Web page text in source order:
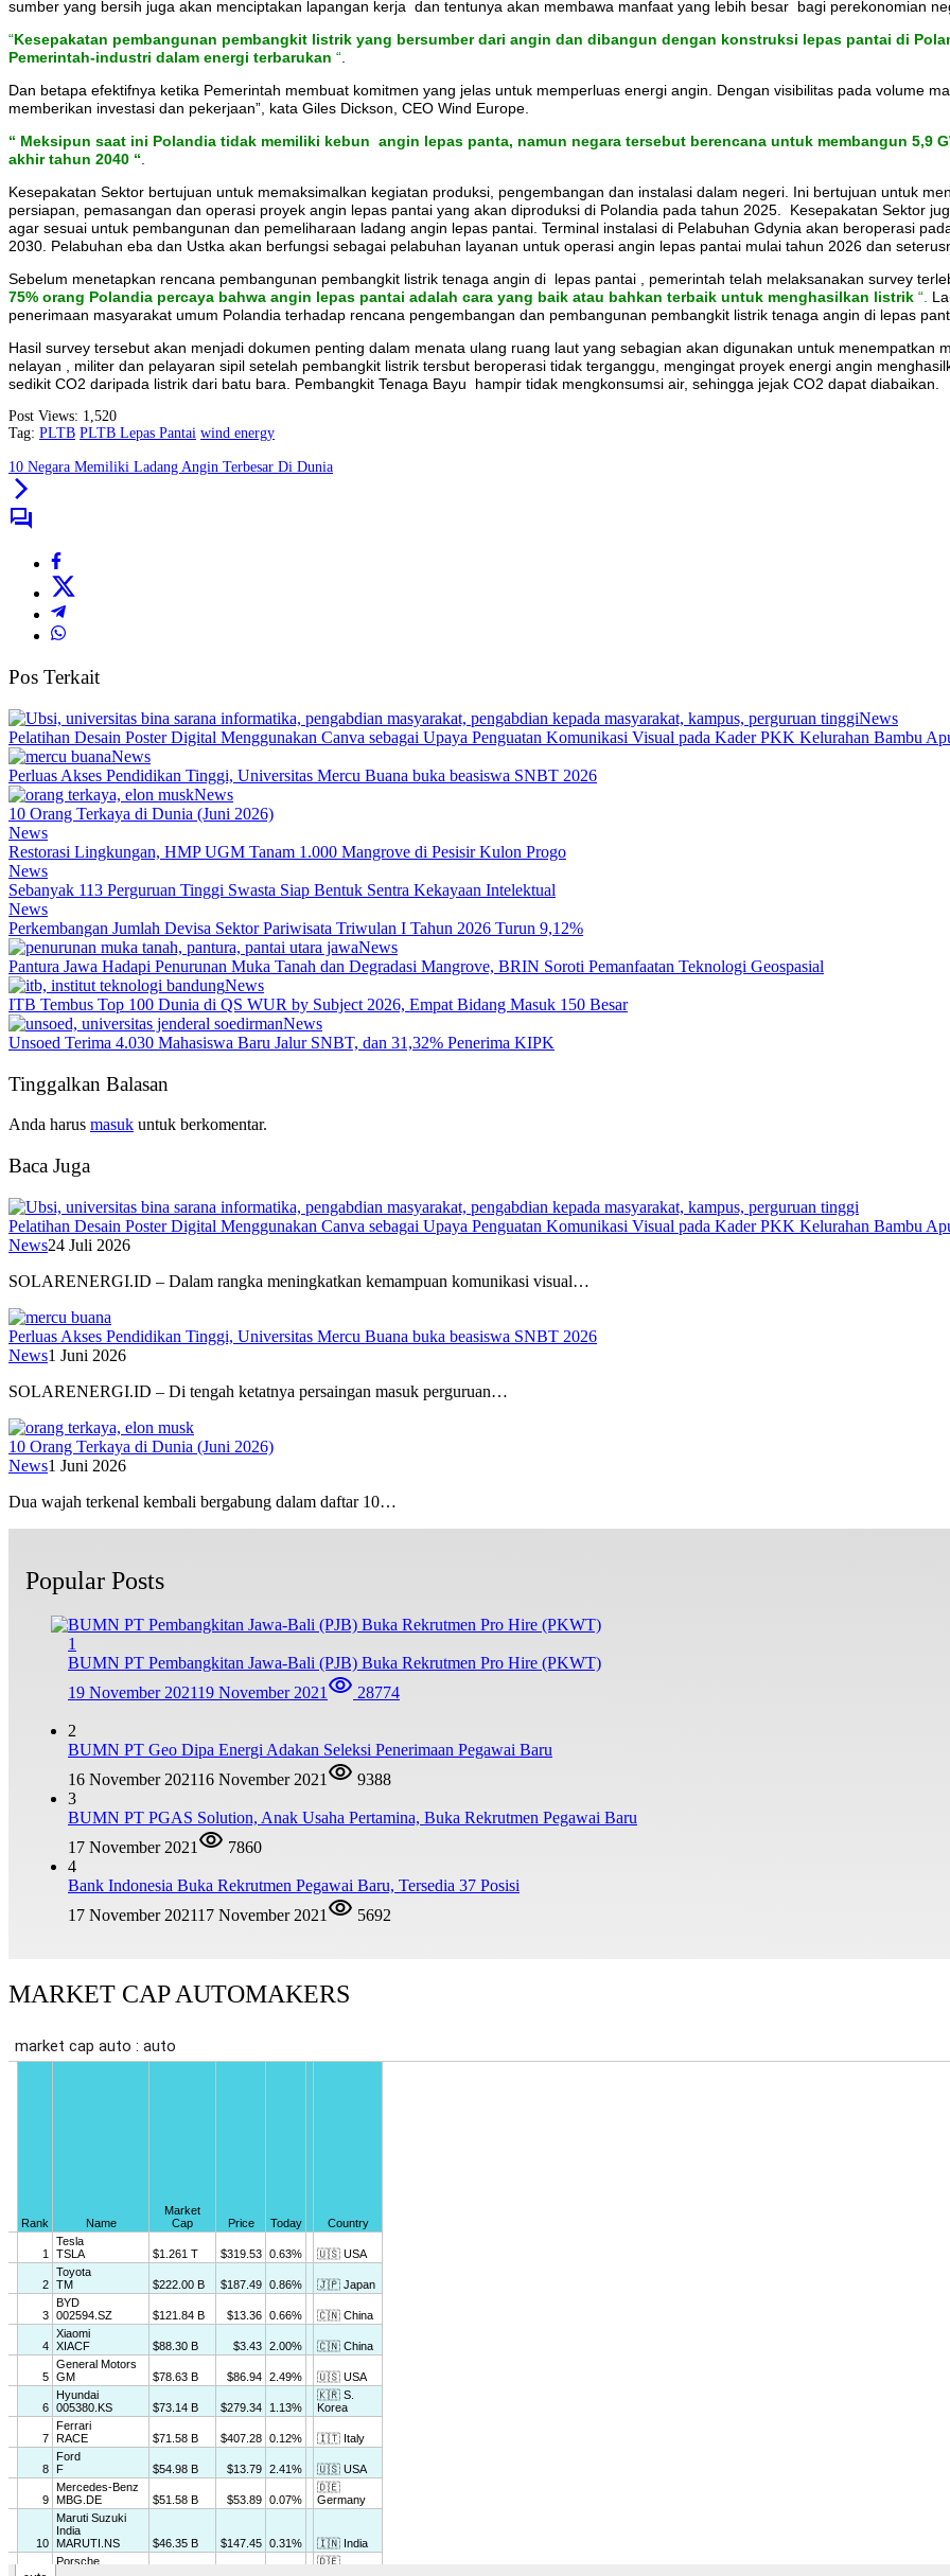
sumber yang bersih juga akan menciptakan lapangan kerja dan tentunya akan membawa manfaat yang lebih besar bagi perekonomian
“Kesepakatan pembangunan pembangkit listrik yang bersumber dari angin dan dibangun dengan konstruksi lepas pantai di
Pemerintah-industri dalam energi terbarukan “.
Dan betapa efektifnya ketika Pemerintah membuat komitmen yang jelas untuk memperluas energi angin. Dengan visibilitas pada volume
memberikan investasi dan pekerjaan”, kata Giles Dickson, CEO Wind Europe.
“ Meksipun saat ini Polandia tidak memiliki kebun angin lepas panta, namun negara tersebut berencana untuk membangun 5,9
akhir tahun 2040 “.
Kesepakatan Sektor bertujuan untuk memaksimalkan kegiatan produksi, pengembangan dan instalasi dalam negeri. Ini bertujuan untuk
persiapan, pemasangan dan operasi proyek angin lepas pantai yang akan diproduksi di Polandia pada tahun 2025. Kesepakatan Sektor
agar sesuai untuk pembangunan dan pemeliharaan ladang angin lepas pantai. Terminal instalasi di Pelabuhan Gdynia akan beroperasi
2030. Pelabuhan eba dan Ustka akan berfungsi sebagai pelabuhan layanan untuk operasi angin lepas pantai mulai tahun 2026 dan
Sebelum menetapkan rencana pembangunan pembangkit listrik tenaga angin di lepas pantai , pemerintah telah melaksanakan survey
75% orang Polandia percaya bahwa angin lepas pantai adalah cara yang baik atau bahkan terbaik untuk menghasilkan listrik “.
penerimaan masyarakat umum Polandia terhadap rencana pengembangan dan pembangunan pembangkit listrik tenaga angin di lepas
Hasil survey tersebut akan menjadi dokumen penting dalam menata ulang ruang laut yang sebagian akan digunakan untuk menempatkan
nelayan , militer dan pelayaran sipil setelah pembangkit listrik tersbut beroperasi tidak terganggu, mengingat proyek energi angin
sedikit CO2 daripada listrik dari batu bara. Pembangkit Tenaga Bayu hampir tidak mengkonsumsi air, sehingga jejak CO2 dapat diabaikan.
Post Views: 1,520
Tag: PLTB PLTB Lepas Pantai wind energy
10 Negara Memiliki Ladang Angin Terbesar Di Dunia
Pos Terkait
News
Pelatihan Desain Poster Digital Menggunakan Canva sebagai Upaya Penguatan Komunikasi Visual pada Kader PKK Kelurahan Bambu
News
Perluas Akses Pendidikan Tinggi, Universitas Mercu Buana buka beasiswa SNBT 2026
News
10 Orang Terkaya di Dunia (Juni 2026)
News
Restorasi Lingkungan, HMP UGM Tanam 1.000 Mangrove di Pesisir Kulon Progo
News
Sebanyak 113 Perguruan Tinggi Swasta Siap Bentuk Sentra Kekayaan Intelektual
News
Perkembangan Jumlah Devisa Sektor Pariwisata Triwulan I Tahun 2026 Turun 9,12%
News
Pantura Jawa Hadapi Penurunan Muka Tanah dan Degradasi Mangrove, BRIN Soroti Pemanfaatan Teknologi Geospasial
News
ITB Tembus Top 100 Dunia di QS WUR by Subject 2026, Empat Bidang Masuk 150 Besar
News
Unsoed Terima 4.030 Mahasiswa Baru Jalur SNBT, dan 31,32% Penerima KIPK
Tinggalkan Balasan
Anda harus masuk untuk berkomentar.
Baca Juga
Pelatihan Desain Poster Digital Menggunakan Canva sebagai Upaya Penguatan Komunikasi Visual pada Kader PKK Kelurahan Bambu
News24 Juli 2026
SOLARENERGI.ID – Dalam rangka meningkatkan kemampuan komunikasi visual…
Perluas Akses Pendidikan Tinggi, Universitas Mercu Buana buka beasiswa SNBT 2026
News1 Juni 2026
SOLARENERGI.ID – Di tengah ketatnya persaingan masuk perguruan…
10 Orang Terkaya di Dunia (Juni 2026)
News1 Juni 2026
Dua wajah terkenal kembali bergabung dalam daftar 10…
Popular Posts
1
BUMN PT Pembangkitan Jawa-Bali (PJB) Buka Rekrutmen Pro Hire (PKWT)
19 November 202119 November 2021 28774
2
BUMN PT Geo Dipa Energi Adakan Seleksi Penerimaan Pegawai Baru
16 November 202116 November 2021
9388
3
BUMN PT PGAS Solution, Anak Usaha Pertamina, Buka Rekrutmen Pegawai Baru
17 November 2021
7860
4
Bank Indonesia Buka Rekrutmen Pegawai Baru, Tersedia 37 Posisi
17 November 202117 November 2021 5692
MARKET CAP AUTOMAKERS